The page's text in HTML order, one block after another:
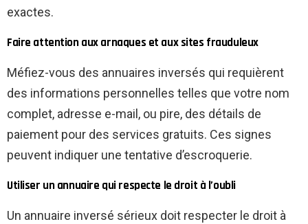
exactes.
Faire attention aux arnaques et aux sites frauduleux
Méfiez-vous des annuaires inversés qui requièrent
des informations personnelles telles que votre nom
complet, adresse e-mail, ou pire, des détails de
paiement pour des services gratuits. Ces signes
peuvent indiquer une tentative d’escroquerie.
Utiliser un annuaire qui respecte le droit à l’oubli
Un annuaire inversé sérieux doit respecter le droit à